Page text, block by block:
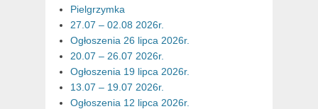
Pielgrzymka
27.07 – 02.08 2026r.
Ogłoszenia 26 lipca 2026r.
20.07 – 26.07 2026r.
Ogłoszenia 19 lipca 2026r.
13.07 – 19.07 2026r.
Ogłoszenia 12 lipca 2026r.